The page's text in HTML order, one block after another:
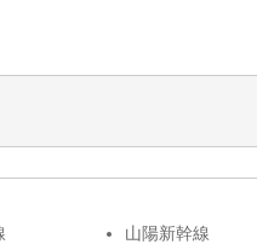
山陽新幹線